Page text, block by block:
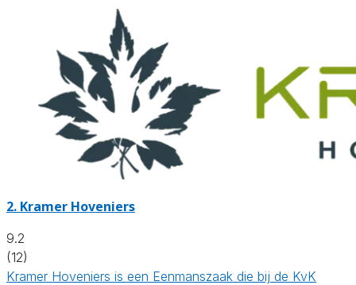
2. Kramer Hoveniers
9.2
(12)
Kramer Hoveniers is een Eenmanszaak die bij de KvK